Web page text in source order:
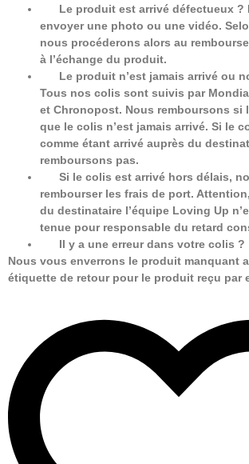
Le produit est arrivé défectueux ?
envoyer une photo ou une vidéo.
nous procéderons alors au
à l’échange du produit.
Le produit n’est jamais arrivé ou
Tous nos colis sont suivis par
et Chronopost. Nous remboursons si
que le colis n’est jamais arrivé. Si le
comme étant arrivé auprès du
remboursons pas.
Si le colis est arrivé hors délais,
rembourser les frais de port.
du destinataire l’équipe Loving Up
tenue pour responsable du retard
Il y a une erreur dans votre colis ?
Nous vous enverrons le produit manquant
étiquette de retour pour le produit reçu par